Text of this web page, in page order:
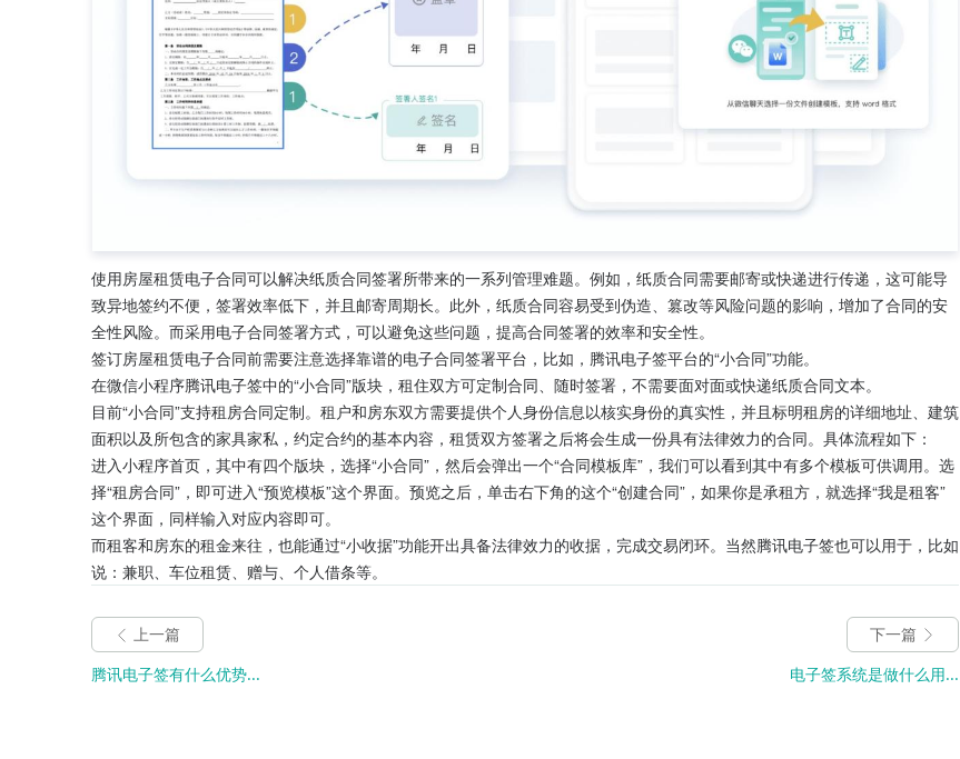
使用房屋租赁电子合同可以解决纸质合同签署所带来的一系列管理难题。例如，纸质合同需要邮寄或快递进行传递，这可能导
致异地签约不便，签署效率低下，并且邮寄周期长。此外，纸质合同容易受到伪造、篡改等风险问题的影响，增加了合同的安
全性风险。而采用电子合同签署方式，可以避免这些问题，提高合同签署的效率和安全性。
签订房屋租赁电子合同前需要注意选择靠谱的电子合同签署平台，比如，腾讯电子签平台的“小合同”功能。
在微信小程序腾讯电子签中的“小合同”版块，租住双方可定制合同、随时签署，不需要面对面或快递纸质合同文本。
目前“小合同”支持租房合同定制。租户和房东双方需要提供个人身份信息以核实身份的真实性，并且标明租房的详细地址、建筑
面积以及所包含的家具家私，约定合约的基本内容，租赁双方签署之后将会生成一份具有法律效力的合同。具体流程如下：
进入小程序首页，其中有四个版块，选择“小合同”，然后会弹出一个“合同模板库”，我们可以看到其中有多个模板可供调用。选
择“租房合同”，即可进入“预览模板”这个界面。预览之后，单击右下角的这个“创建合同”，如果你是承租方，就选择“我是租客”
这个界面，同样输入对应内容即可。
而租客和房东的租金来往，也能通过“小收据”功能开出具备法律效力的收据，完成交易闭环。当然腾讯电子签也可以用于，比如
说：兼职、车位租赁、赠与、个人借条等。
上一篇
腾讯电子签有什么优势...
下一篇
电子签系统是做什么用...